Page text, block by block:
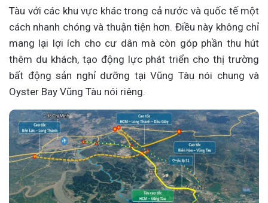
Tàu với các khu vực khác trong cả nước và quốc tế một
cách nhanh chóng và thuận tiện hơn. Điều này không chỉ
mang lại lợi ích cho cư dân mà còn góp phần thu hút
thêm du khách, tạo động lực phát triển cho thị trường
bất động sản nghỉ dưỡng tại Vũng Tàu nói chung và
Oyster Bay Vũng Tàu nói riêng.